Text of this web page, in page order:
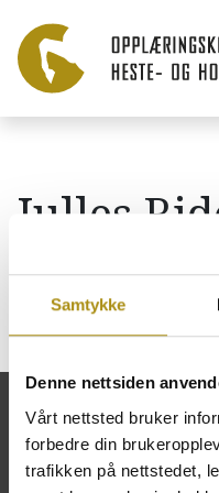
Samtykke
Denne nettsiden
Vårt nettsted bruker
forbedre din
trafikken på nettstedet,
Julles
Stall